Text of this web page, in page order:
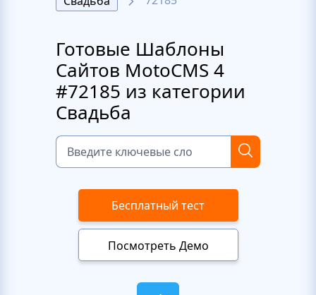
Готовые Шаблоны
Сайтов MotoCMS 4
#72185 из категории
Свадьба
Бесплатный тест
Посмотреть Демо